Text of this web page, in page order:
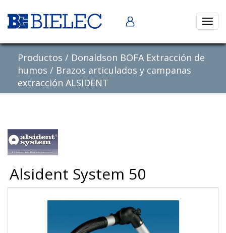
Abrir
Productos / Donaldson BOFA Extracción de
humos / Brazos articulados y campanas
extracción ALSIDENT
Alsident System 50